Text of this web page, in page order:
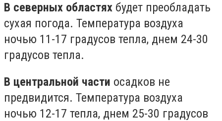
В северных областях будет преобладать
сухая погода. Температура воздуха
ночью 11-17 градусов тепла, днем ​​24-30
градусов тепла.
В центральной части осадков не
предвидится. Температура воздуха
ночью 12-17 тепла, днем ​​25-30 градусов